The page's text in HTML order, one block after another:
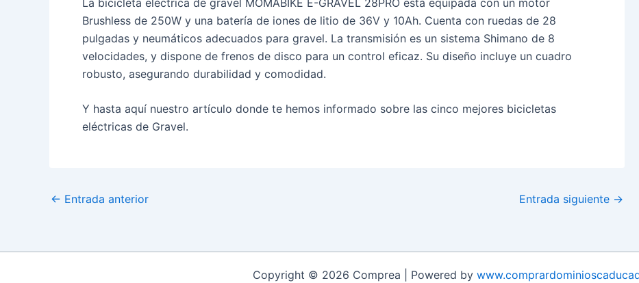
Brushless de 250W y una batería de iones de litio de 36V y 10Ah. Cuenta con ruedas de 28
pulgadas y neumáticos adecuados para gravel. La transmisión es un sistema Shimano de 8
velocidades, y dispone de frenos de disco para un control eficaz. Su diseño incluye un cuadro
robusto, asegurando durabilidad y comodidad.
Y hasta aquí nuestro artículo donde te hemos informado sobre las cinco mejores bicicletas
eléctricas de Gravel.
Navegación
← Entrada anterior Entrada siguiente →
Copyright © 2026 Comprea | Powered by